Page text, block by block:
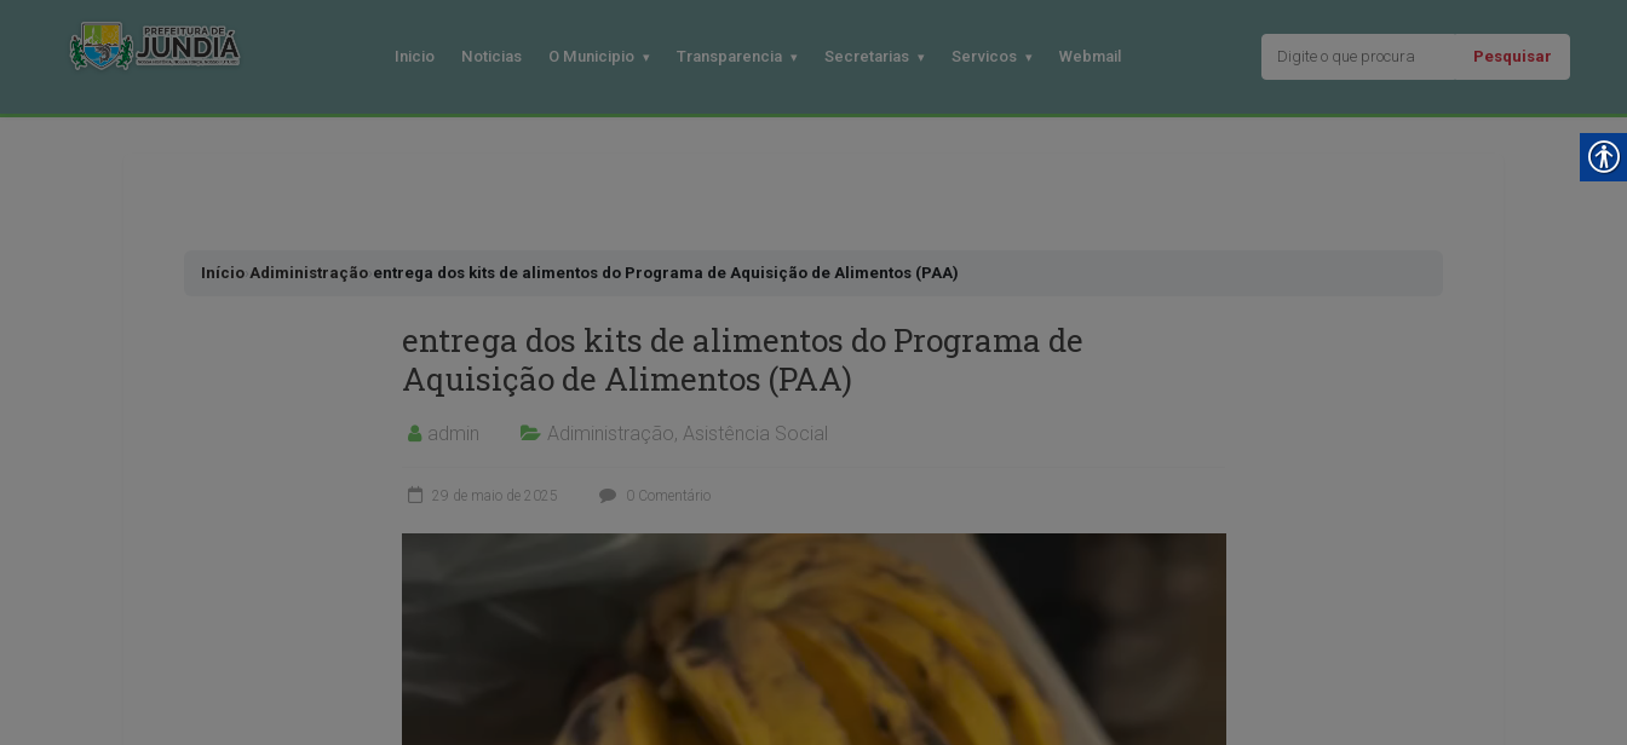
Inicio Noticias O Municipio Transparencia Secretarias Servicos Webmail Pesquisar
Início›Adiministração›entrega dos kits de alimentos do Programa de Aquisição de Alimentos (PAA)
entrega dos kits de alimentos do Programa de
Aquisição de Alimentos (PAA)
admin Adiministração, Asistência Social
29 de maio de 2025 0 Comentário